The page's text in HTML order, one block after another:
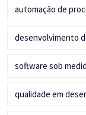
automação de
desenvolvimento
software sob
qualidade em